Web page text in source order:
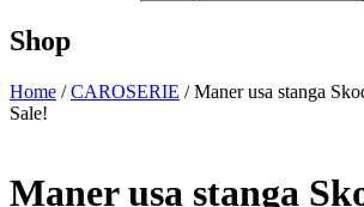
Shop
Home /CAROSERIE / Maner usa stanga
Sale!
Maner usa stanga